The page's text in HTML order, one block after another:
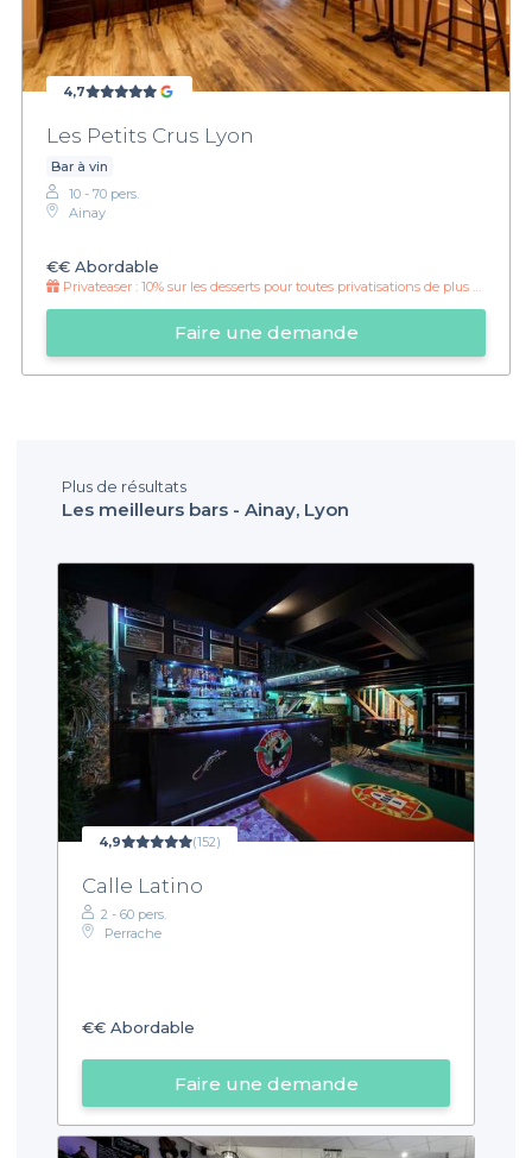
4,7
Les Petits Crus Lyon
Bar à vin
10 - 70 pers.
Ainay
€€ Abordable
Privateaser : 10% sur les desserts pour toutes privatisations de plus de 12 personnes !
Faire une demande
Plus de résultats
Les meilleurs bars - Ainay, Lyon
4,9 (152)
Calle Latino
2 - 60 pers.
Perrache
€€ Abordable
Faire une demande